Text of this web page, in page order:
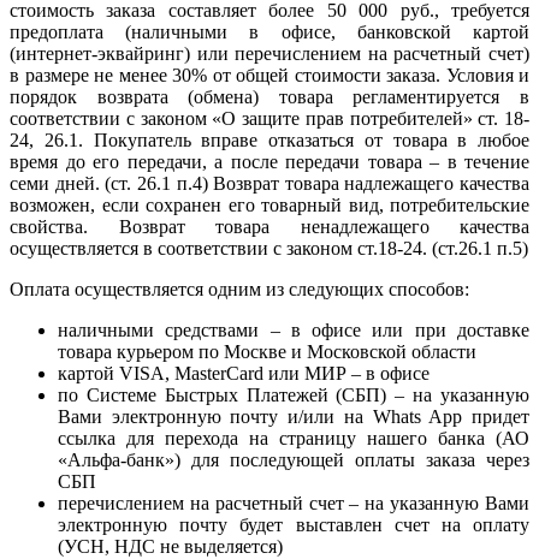
стоимость заказа составляет более 50 000 руб., требуется
предоплата (наличными в офисе, банковской картой
(интернет-эквайринг) или перечислением на расчетный счет)
в размере не менее 30% от общей стоимости заказа. Условия и
порядок возврата (обмена) товара регламентируется в
соответствии с законом «О защите прав потребителей» ст. 18-
24, 26.1. Покупатель вправе отказаться от товара в любое
время до его передачи, а после передачи товара – в течение
семи дней. (ст. 26.1 п.4) Возврат товара надлежащего качества
возможен, если сохранен его товарный вид, потребительские
свойства. Возврат товара ненадлежащего качества
осуществляется в соответствии с законом ст.18-24. (ст.26.1 п.5)
Оплата осуществляется одним из следующих способов:
наличными средствами – в офисе или при доставке
товара курьером по Москве и Московской области
картой VISA, MasterCard или МИР – в офисе
по Системе Быстрых Платежей (СБП) – на указанную
Вами электронную почту и/или на Whats App придет
ссылка для перехода на страницу нашего банка (АО
«Альфа-банк») для последующей оплаты заказа через
СБП
перечислением на расчетный счет – на указанную Вами
электронную почту будет выставлен счет на оплату
(УСН, НДС не выделяется)